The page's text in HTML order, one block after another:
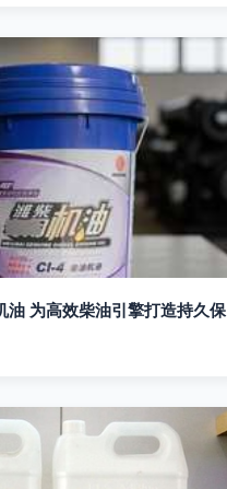
油 为高效柴油引擎打造持久保